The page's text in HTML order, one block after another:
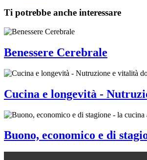
Ti potrebbe anche interessare
Benessere Cerebrale
Cucina e longevità -
Buono, economico e di